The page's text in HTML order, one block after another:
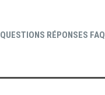
QUESTIONS RÉPONSES FAQ